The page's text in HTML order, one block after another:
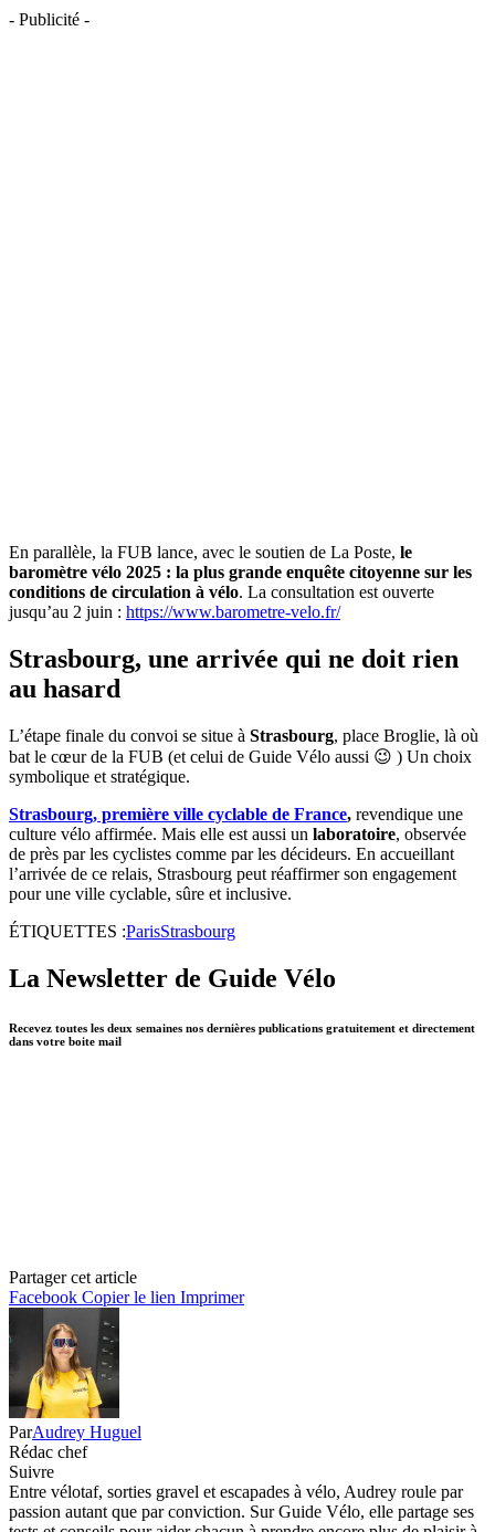
- Publicité -
En parallèle, la FUB lance, avec le soutien de La Poste, le
baromètre vélo 2025 : la plus grande enquête citoyenne sur les
conditions de circulation à vélo. La consultation est ouverte
jusqu’au 2 juin : https://www.barometre-velo.fr/
Strasbourg, une arrivée qui ne doit rien
au hasard
L’étape finale du convoi se situe à Strasbourg, place Broglie, là où
bat le cœur de la FUB (et celui de Guide Vélo aussi 😉 ) Un choix
symbolique et stratégique.
Strasbourg, première ville cyclable de France, revendique une
culture vélo affirmée. Mais elle est aussi un laboratoire, observée
de près par les cyclistes comme par les décideurs. En accueillant
l’arrivée de ce relais, Strasbourg peut réaffirmer son engagement
pour une ville cyclable, sûre et inclusive.
ÉTIQUETTES :ParisStrasbourg
La Newsletter de Guide Vélo
Recevez toutes les deux semaines nos dernières publications gratuitement et directement
dans votre boite mail
Partager cet article
Facebook Copier le lien Imprimer
ParAudrey Huguel
Rédac chef
Suivre
Entre vélotaf, sorties gravel et escapades à vélo, Audrey roule par
passion autant que par conviction. Sur Guide Vélo, elle partage ses